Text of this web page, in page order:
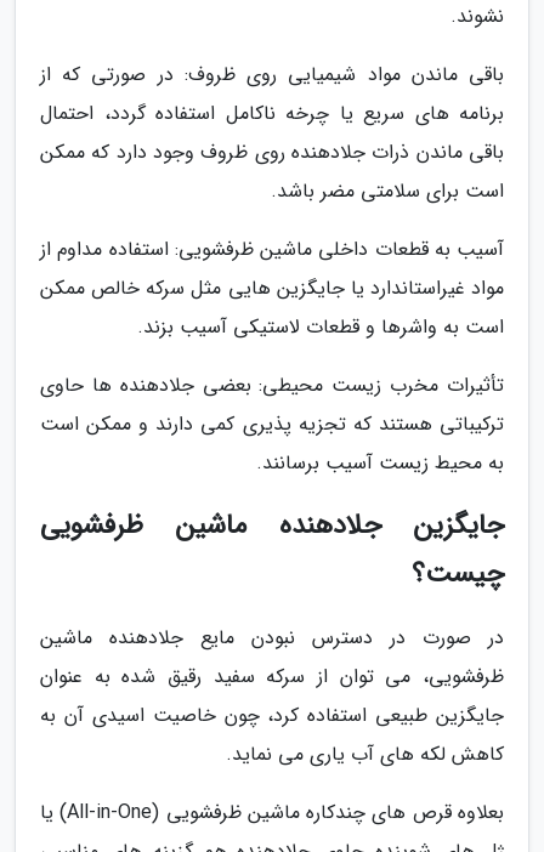
نشوند.
باقی ماندن مواد شیمیایی روی ظروف: در صورتی که از
برنامه های سریع یا چرخه ناکامل استفاده گردد، احتمال
باقی ماندن ذرات جلادهنده روی ظروف وجود دارد که ممکن
است برای سلامتی مضر باشد.
آسیب به قطعات داخلی ماشین ظرفشویی: استفاده مداوم از
مواد غیراستاندارد یا جایگزین هایی مثل سرکه خالص ممکن
است به واشرها و قطعات لاستیکی آسیب بزند.
تأثیرات مخرب زیست محیطی: بعضی جلادهنده ها حاوی
ترکیباتی هستند که تجزیه پذیری کمی دارند و ممکن است
به محیط زیست آسیب برسانند.
جایگزین جلادهنده ماشین ظرفشویی
چیست؟
در صورت در دسترس نبودن مایع جلادهنده ماشین
ظرفشویی، می توان از سرکه سفید رقیق شده به عنوان
جایگزین طبیعی استفاده کرد، چون خاصیت اسیدی آن به
کاهش لکه های آب یاری می نماید.
بعلاوه قرص های چندکاره ماشین ظرفشویی (All-in-One) یا